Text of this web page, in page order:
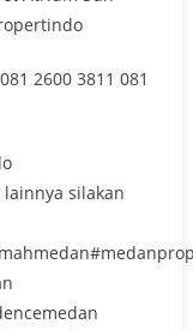
2600 3811 081
silakan